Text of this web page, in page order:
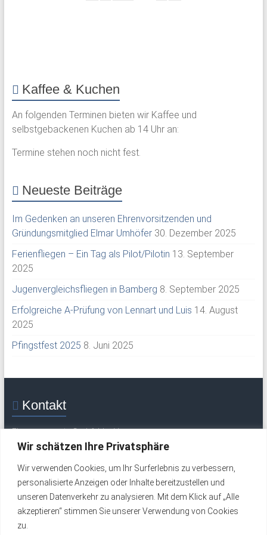
Wir schätzen Ihre Privatsphäre
Wir verwenden Cookies, um Ihr Surferlebnis zu verbessern,
personalisierte Anzeigen oder Inhalte bereitzustellen und
unseren Datenverkehr zu analysieren. Mit dem Klick auf „Alle
akzeptieren“ stimmen Sie unserer Verwendung von Cookies
zu.
Kaffee & Kuchen
An folgenden Terminen bieten wir Kaffee und
selbstgebackenen Kuchen ab 14 Uhr an:
Termine stehen noch nicht fest.
Neueste Beiträge
Im Gedenken an unseren Ehrenvorsitzenden und
Gründungsmitglied Elmar Umhöfer 30. Dezember 2025
Ferienfliegen – Ein Tag als Pilot/Pilotin 13. September
2025
Jugenvergleichsfliegen in Bamberg 8. September 2025
Erfolgreiche A-Prüfung von Lennart und Luis 14. August
2025
Pfingstfest 2025 8. Juni 2025
Kontakt
Flugsportverein Grabfeld e. V.
Mittelweg 30
Tel.: +49 (0) 9762 277 (Flugplatz / Wochenende)
Tel.: +49 (0) 9762 324 (werktags)
Impressum